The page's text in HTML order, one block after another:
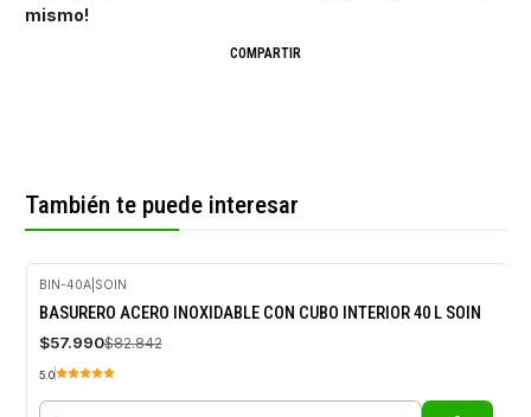
mismo!
COMPARTIR
También te puede interesar
-30%
OFF
BIN-40A| SOIN
BASURERO ACERO INOXIDABLE CON CUBO INTERIOR 40 L SOIN
$57.990$82.842
5.0